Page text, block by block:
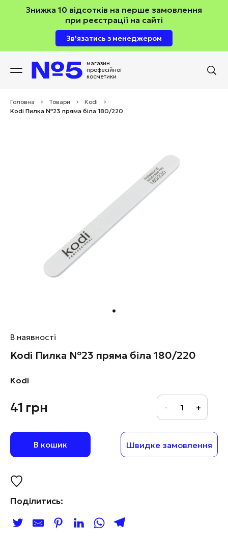
Знижка 10 відсотків на перше замовлення
при реєстрації на сайті
Зв'язатись з менеджером
магазин
професійної
косметики
Головна > Товари > Kodi
>
Kodi Пилка №23 пряма біла 180/220
В наявності
Kodi Пилка №23 пряма біла 180/220
Kodi
41 грн
В кошик Швидке замовлення
Поділитись: